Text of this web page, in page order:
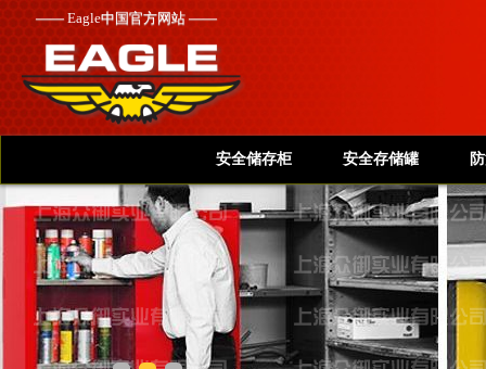
——Eagle中国官方网站 ——
安全储存柜 安全存储罐